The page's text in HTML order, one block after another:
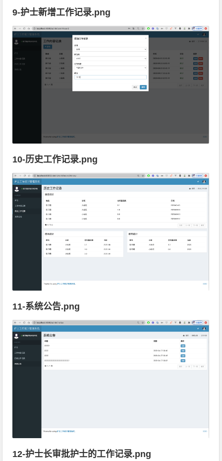
9-护士新增工作记录.png
10-历史工作记录.png
11-系统公告.png
12-护士长审批护士的工作记录.png